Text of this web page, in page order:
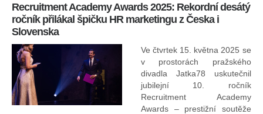
Recruitment Academy Awards 2025: Rekordní desátý
ročník přilákal špičku HR marketingu z Česka i
Slovenska
Ve čtvrtek 15. května 2025 se
v prostorách pražského
divadla Jatka78 uskutečnil
jubilejní 10. ročník
Recruitment Academy
Awards – prestižní soutěže